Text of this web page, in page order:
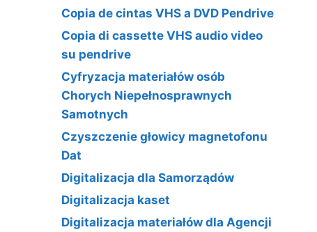
Copia de cintas VHS a DVD Pendrive
Copia di cassette VHS audio video
su pendrive
Cyfryzacja materiałów osób
Chorych Niepełnosprawnych
Samotnych
Czyszczenie głowicy magnetofonu
Dat
Digitalizacja dla Samorządów
Digitalizacja kaset
Digitalizacja materiałów dla Agencji